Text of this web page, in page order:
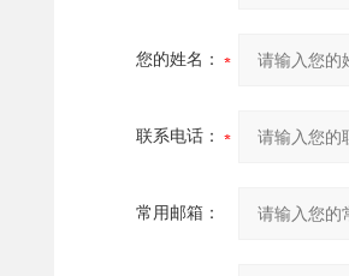
您的姓名：
联系电话：
常用邮箱：